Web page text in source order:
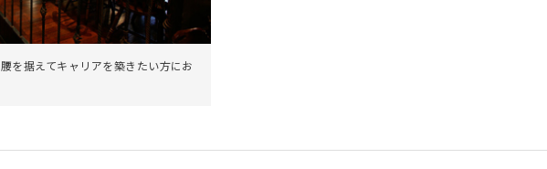
を据えてキャリアを築きたい方にお